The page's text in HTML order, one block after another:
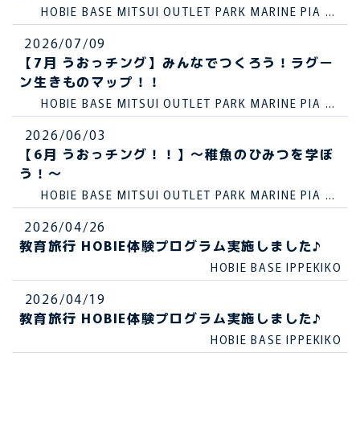
HOBIE BASE MITSUI OUTLET PARK MARINE PIA KO
BE
2026/07/09
【7月 うおっチング】みんなでつくろう！ラグー
ン生きものマップ！！
HOBIE BASE MITSUI OUTLET PARK MARINE PIA KO
BE
2026/06/03
【6月 うおっチング！！】～稚魚のひみつを学ぼ
う！～
HOBIE BASE MITSUI OUTLET PARK MARINE PIA KO
BE
2026/04/26
教育旅行 HOBIE体験プログラム実施しました♪
HOBIE BASE IPPEKIKO
2026/04/19
教育旅行 HOBIE体験プログラム実施しました♪
HOBIE BASE IPPEKIKO